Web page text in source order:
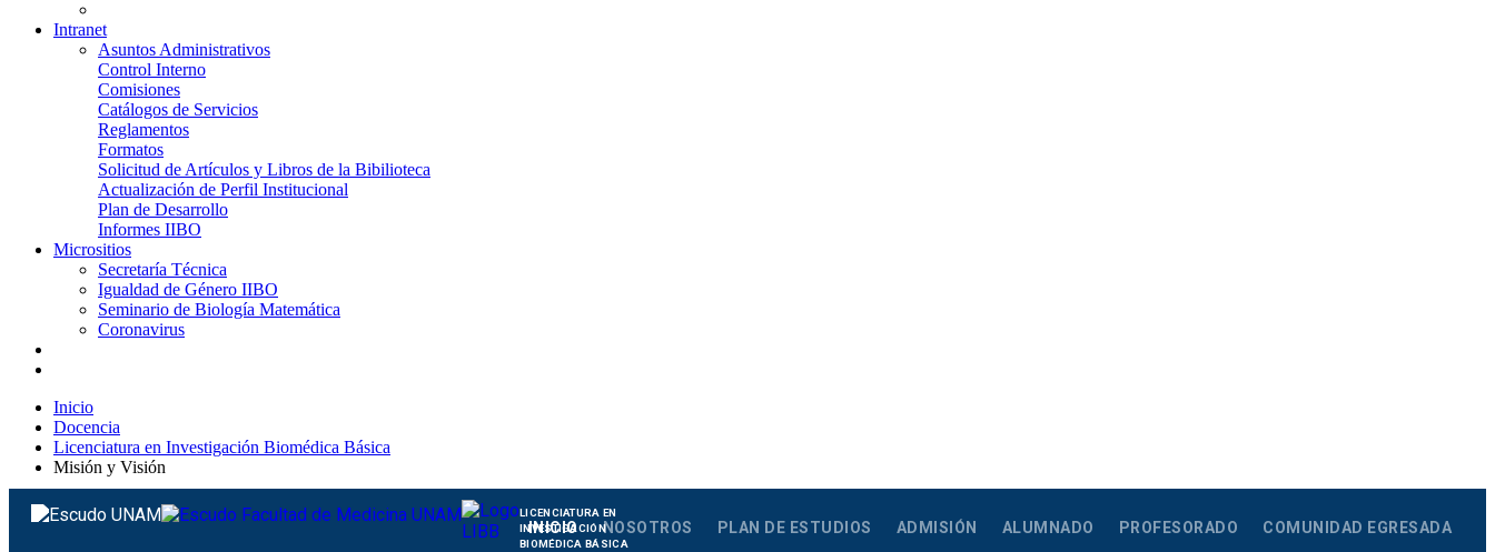
Intranet
Asuntos Administrativos
Control Interno
Comisiones
Catálogos de Servicios
Reglamentos
Formatos
Solicitud de Artículos y Libros de la Bibilioteca
Actualización de Perfil Institucional
Plan de Desarrollo
Informes IIBO
Micrositios
Secretaría Técnica
Igualdad de Género IIBO
Seminario de Biología Matemática
Coronavirus
Inicio
Docencia
Licenciatura en Investigación Biomédica Básica
Misión y Visión
Misión y Visión
LICENCIATURA EN
INVESTIGACIÓN
BIOMÉDICA BÁSICA
INICIO NOSOTROS PLAN DE ESTUDIOS ADMISIÓN ALUMNADO PROFESORADO COMUNIDAD EGRESADA